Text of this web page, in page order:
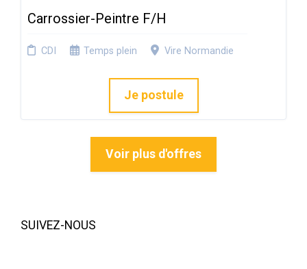
Carrossier-Peintre F/H
CDI Temps plein Vire Normandie
Je postule
Voir plus d'offres
SUIVEZ-NOUS